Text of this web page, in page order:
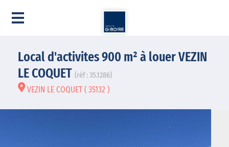
Local d'activites 900 m² à louer VEZIN
LE COQUET (réf : 35.1286)
VEZIN LE COQUET ( 35132 )